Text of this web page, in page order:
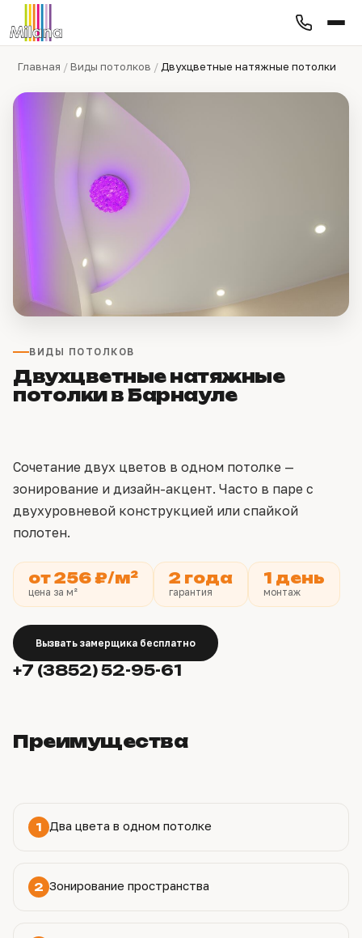
Главная /Виды потолков / Двухцветные натяжные потолки
ВИДЫ ПОТОЛКОВ
Двухцветные натяжные
потолки в Барнауле
Сочетание двух цветов в одном потолке —
зонирование и дизайн-акцент. Часто в паре с
двухуровневой конструкцией или спайкой
полотен.
от 256 ₽/м²
цена за м²
2 года
гарантия
1 день
монтаж
Вызвать замерщика бесплатно
+7 (3852) 52-95-61
Преимущества
1 Два цвета в одном потолке
2 Зонирование пространства